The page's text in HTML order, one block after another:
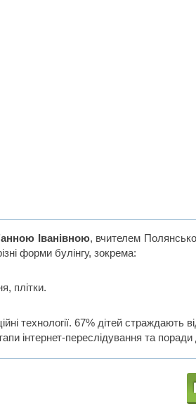
Іванівною, вчителем
форми булінгу, зокрема:
плітки.
технології. 67% дітей страждають
інтернет-переслідування та